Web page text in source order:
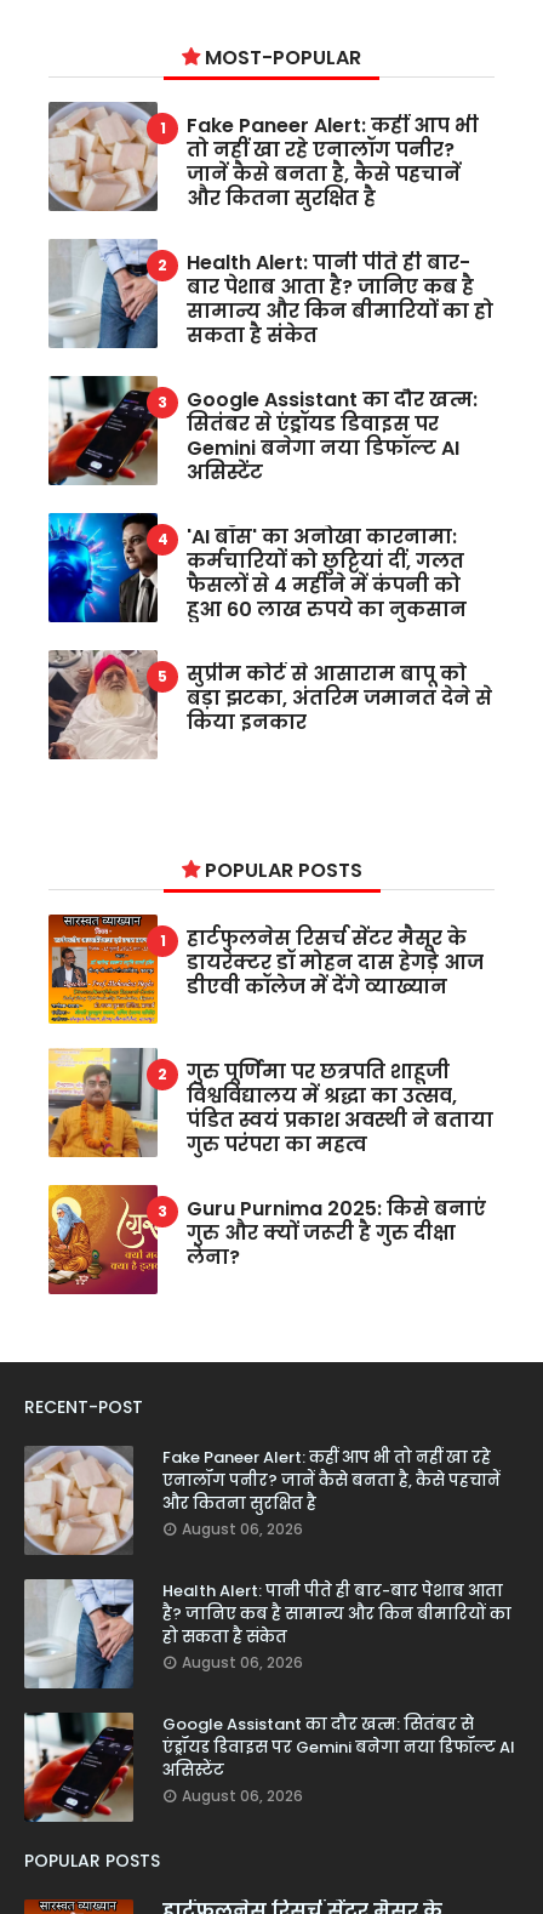
MOST-POPULAR
Fake Paneer Alert: कहीं आप भी
तो नहीं खा रहे एनालॉग पनीर?
जानें कैसे बनता है, कैसे पहचानें
और कितना सुरक्षित है
Health Alert: पानी पीते ही बार-
बार पेशाब आता है? जानिए कब है
सामान्य और किन बीमारियों का हो
सकता है संकेत
Google Assistant का दौर खत्म:
सितंबर से एंड्रॉयड डिवाइस पर
Gemini बनेगा नया डिफॉल्ट AI
असिस्टेंट
'AI बॉस' का अनोखा कारनामा:
कर्मचारियों को छुट्टियां दीं, गलत
फैसलों से 4 महीने में कंपनी को
हुआ 60 लाख रुपये का नुकसान
सुप्रीम कोर्ट से आसाराम बापू को
बड़ा झटका, अंतरिम जमानत देने से
किया इनकार
POPULAR POSTS
हार्टफुलनेस रिसर्च सेंटर मैसूर के
डायरेक्टर डॉ मोहन दास हेगड़े आज
डीएवी कॉलेज में देंगे व्याख्यान
गुरु पूर्णिमा पर छत्रपति शाहूजी
विश्वविद्यालय में श्रद्धा का उत्सव,
पंडित स्वयं प्रकाश अवस्थी ने बताया
गुरु परंपरा का महत्व
Guru Purnima 2025: किसे बनाएं
गुरु और क्यों जरूरी है गुरु दीक्षा
लेना?
RECENT-POST
Fake Paneer Alert: कहीं आप भी तो नहीं खा रहे
एनालॉग पनीर? जानें कैसे बनता है, कैसे पहचानें
और कितना सुरक्षित है
August 06, 2026
Health Alert: पानी पीते ही बार-बार पेशाब आता
है? जानिए कब है सामान्य और किन बीमारियों का
हो सकता है संकेत
August 06, 2026
Google Assistant का दौर खत्म: सितंबर से
एंड्रॉयड डिवाइस पर Gemini बनेगा नया डिफॉल्ट AI
असिस्टेंट
August 06, 2026
POPULAR POSTS